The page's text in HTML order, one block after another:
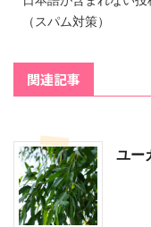
（スパム対策）
関連記事
ユー